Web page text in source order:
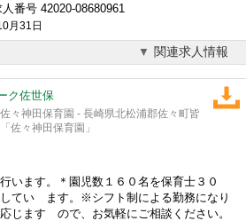
番号 42020-08680961
月31日
関連求人情報
ク佐世保
神田保育園 - 長崎県北松浦郡佐々町皆
佐々神田保育園」
います。＊園児数１６０名を保育士３０
てい ます。※シフト制による勤務になり
じます ので、お気軽にご相談ください。